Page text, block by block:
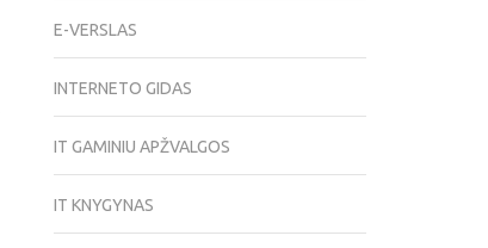
E-VERSLAS
INTERNETO GIDAS
IT GAMINIU APŽVALGOS
IT KNYGYNAS